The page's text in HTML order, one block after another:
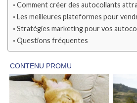
Comment créer des autocollants
Les meilleures plateformes pour
Stratégies marketing pour vos
Questions fréquentes